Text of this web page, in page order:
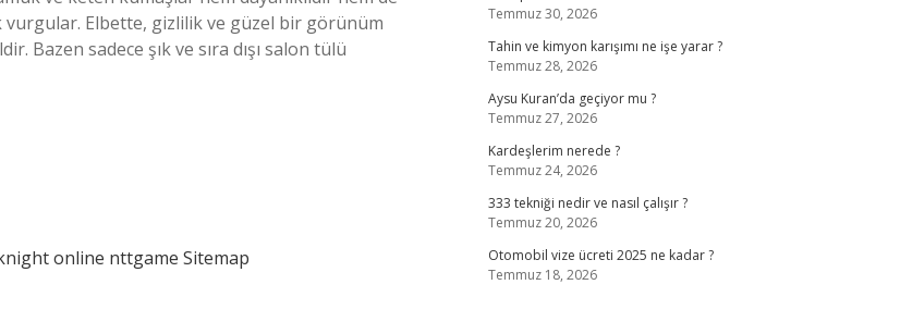
vurgular. Elbette, gizlilik ve güzel bir görünüm
sadece şık ve sıra dışı salon tülü
online nttgame Sitemap
Temmuz 30, 2026
Tahin ve kimyon karışımı ne işe yarar ?
Temmuz 28, 2026
Aysu Kuran’da geçiyor mu ?
Temmuz 27, 2026
Kardeşlerim nerede ?
Temmuz 24, 2026
333 tekniği nedir ve nasıl çalışır ?
Temmuz 20, 2026
Otomobil vize ücreti 2025 ne kadar ?
Temmuz 18, 2026